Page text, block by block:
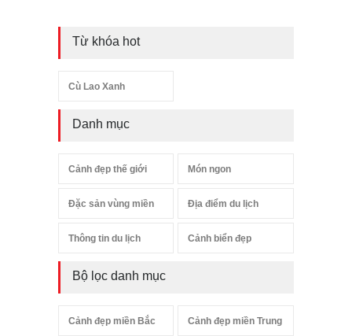
Từ khóa hot
Cù Lao Xanh
Danh mục
Cảnh đẹp thế giới Món ngon
Đặc sản vùng miền Địa điểm du lịch
Thông tin du lịch Cảnh biển đẹp
Bộ lọc danh mục
Cảnh đẹp miền Bắc Cảnh đẹp miền Trung